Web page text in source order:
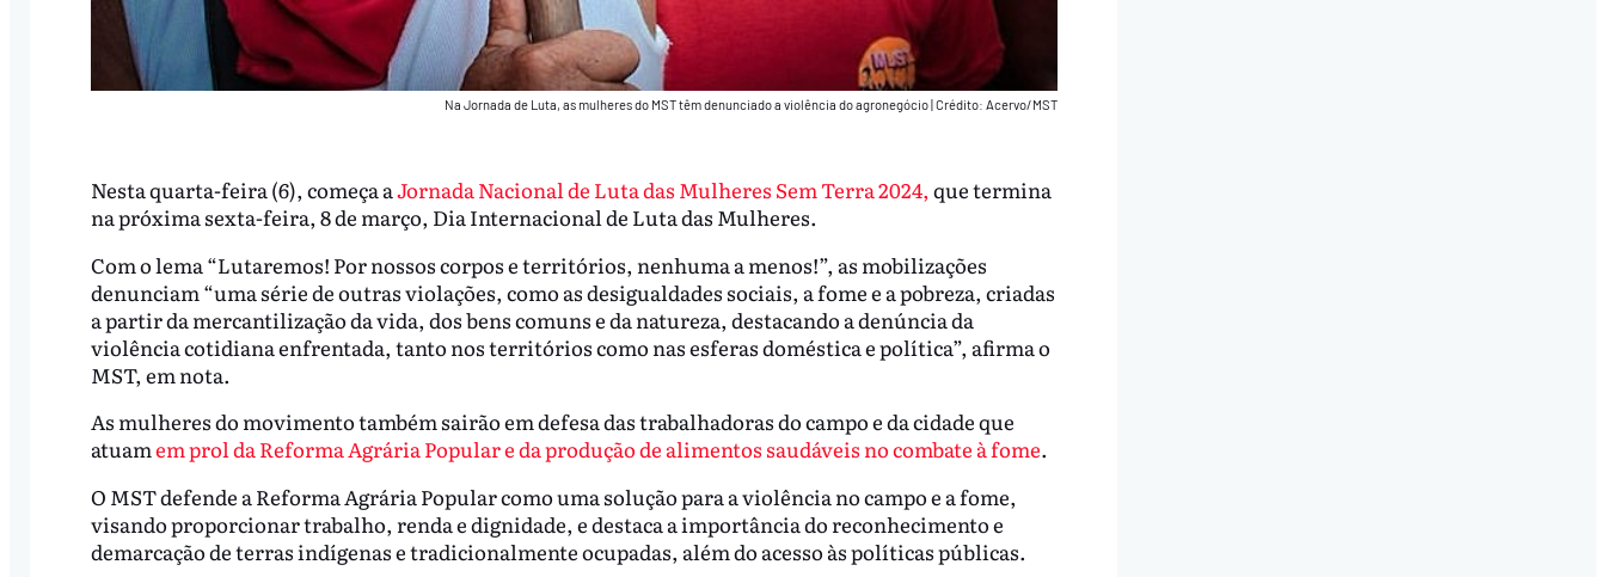
Na Jornada de Luta, as mulheres do MST têm denunciado a violência do agronegócio|Crédito: Acervo/MST
Nesta quarta-feira (6), começa aJornada Nacional de Luta das Mulheres Sem Terra 2024, que termina
na próxima sexta-feira, 8 de março, Dia Internacional de Luta das Mulheres.
Com o lema “Lutaremos! Por nossos corpos e territórios, nenhuma a menos!”, as mobilizações
denunciam “uma série de outras violações, como as desigualdades sociais, a fome e a pobreza, criadas
a partir da mercantilização da vida, dos bens comuns e da natureza, destacando a denúncia da
violência cotidiana enfrentada, tanto nos territórios como nas esferas doméstica e política”, afirma o
MST, em nota.
As mulheres do movimento também sairão em defesa das trabalhadoras do campo e da cidade que
atuamem prol da Reforma Agrária Popular e da produção de alimentos saudáveis no combate à fome.
O MST defende a Reforma Agrária Popular como uma solução para a violência no campo e a fome,
visando proporcionar trabalho, renda e dignidade, e destaca a importância do reconhecimento e
demarcação de terras indígenas e tradicionalmente ocupadas, além do acesso às políticas públicas.